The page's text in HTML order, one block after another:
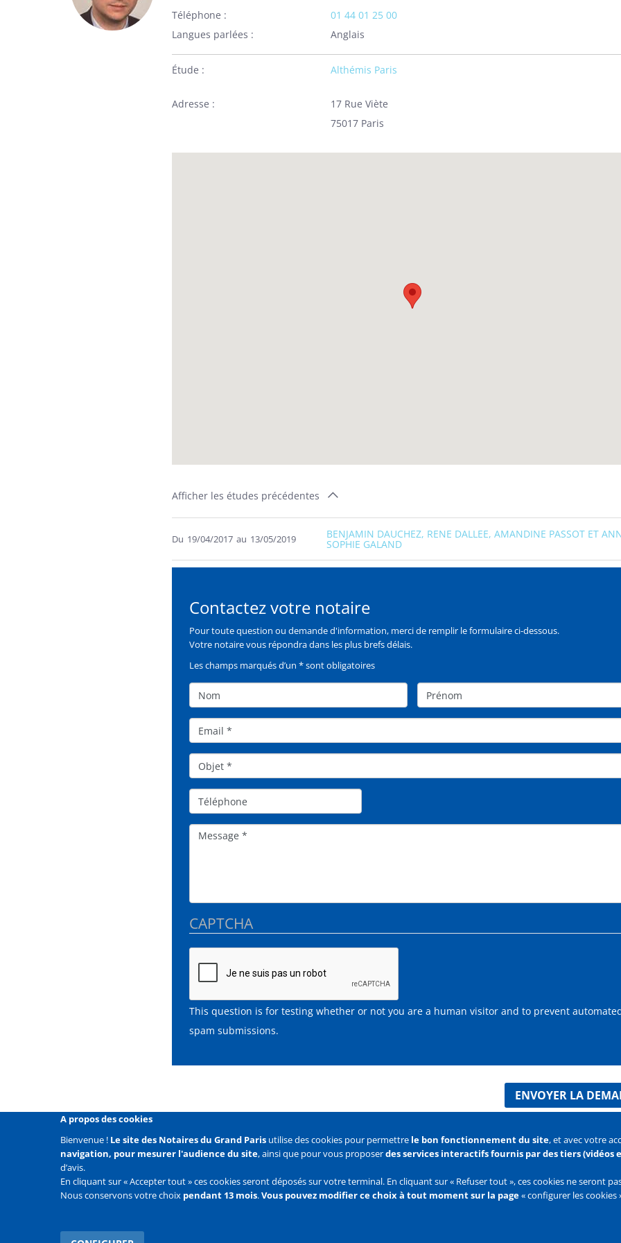
Téléphone
01 44 01 25 00
Langues parlées
Anglais
Étude Althémis Paris
Adresse
17 Rue Viète
75017 Paris
Afficher les études précédentes
Du 19/04/2017 au 13/05/2019 BENJAMIN DAUCHEZ, RENE DALLEE, AMANDINE PASSOT ET
SOPHIE GALAND
Formulaire
Contactez votre notaire
Pour toute question ou demande d'information, merci de remplir le formulaire ci-dessous.
Votre notaire vous répondra dans les plus brefs délais.
Les champs marqués d’un * sont obligatoires
Nom Prénom
Email
Objet*
Téléphone
Message
CAPTCHA
This question is for testing whether or not you are a human visitor and to prevent
spam submissions.
ENVOYER LA
Liens
Mentions légales
Liens
Accueil Contact Plan du site
Flux
A propos des cookies
Bienvenue ! Le site des Notaires du Grand Paris utilise des cookies pour permettre le bon fonctionnement du site, et avec votre
navigation, pour mesurer l'audience du site, ainsi que pour vous proposerdes services interactifs fournis par des tiers (vidéos
d’avis.
En cliquant sur « Accepter tout » ces cookies seront déposés sur votre terminal. En cliquant sur « Refuser tout », ces cookies ne seront
Nous conservons votre choix pendant 13 mois.Vous pouvez modifier ce choix à tout moment sur la page« configurer les cookies